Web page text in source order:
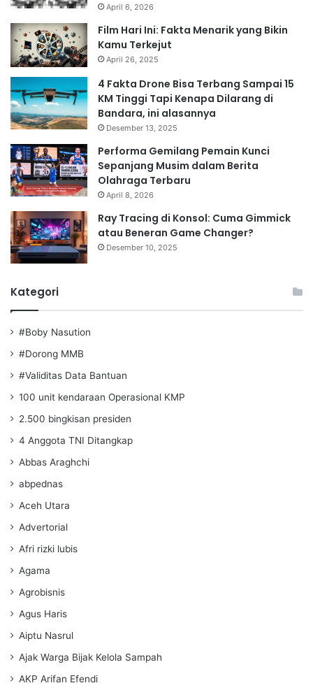
April 6, 2026
Film Hari Ini: Fakta Menarik yang Bikin
Kamu Terkejut
April 26, 2025
4 Fakta Drone Bisa Terbang Sampai 15
KM Tinggi Tapi Kenapa Dilarang di
Bandara, ini alasannya
Desember 13, 2025
Performa Gemilang Pemain Kunci
Sepanjang Musim dalam Berita
Olahraga Terbaru
April 8, 2026
Ray Tracing di Konsol: Cuma Gimmick
atau Beneran Game Changer?
Desember 10, 2025
Kategori
#Boby Nasution
#Dorong MMB
#Validitas Data Bantuan
100 unit kendaraan Operasional KMP
2.500 bingkisan presiden
4 Anggota TNI Ditangkap
Abbas Araghchi
abpednas
Aceh Utara
Advertorial
Afri rizki lubis
Agama
Agrobisnis
Agus Haris
Aiptu Nasrul
Ajak Warga Bijak Kelola Sampah
AKP Arifan Efendi